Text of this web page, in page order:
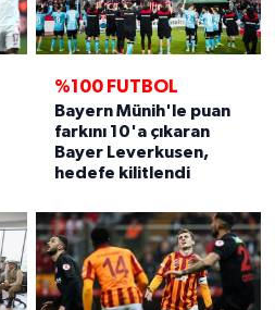
%100 FUTBOL
Bayern Münih'le puan
farkını 10'a çıkaran
Bayer Leverkusen,
hedefe kilitlendi